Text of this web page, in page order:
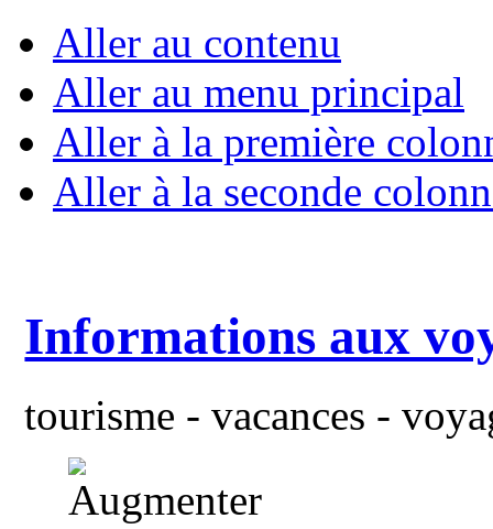
Aller au contenu
Aller au menu principal
Aller à la première
Aller à la seconde
Informations aux
tourisme - vacances -